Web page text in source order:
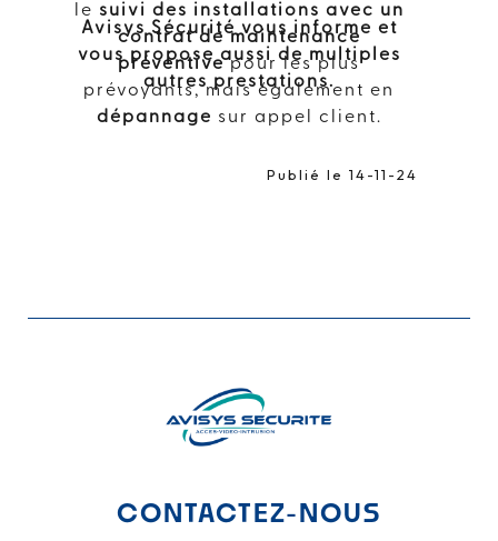
le suivi des installations avec un
contrat de maintenance
préventivepour les plus
prévoyants, mais également en
dépannage sur appel client.
Avisys Sécurité vous informe et
vous propose aussi de multiples
autres prestations.
Publié le 14-11-24
CONTACTEZ-NOUS